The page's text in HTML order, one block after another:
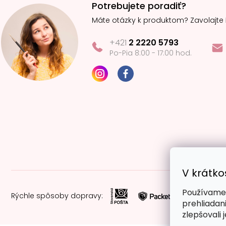
V
zlepšovali
Potrebujete poradiť?
Máte otázky k produktom? Zavolajte
+421 2 2220 5793
Po-Pia 8:00 - 17:00 hod.
Rýchle spôsoby dopravy: